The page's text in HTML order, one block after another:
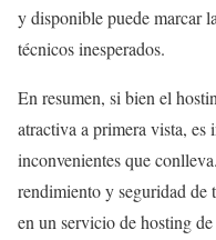
y disponible puede marcar
técnicos inesperados.
En resumen, si bien el
atractiva a primera vista, es
inconvenientes que
rendimiento y seguridad de
en un servicio de hosting